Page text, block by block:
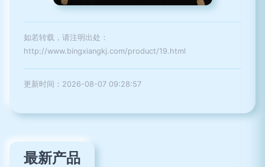
如若转载，请注明出处：
http://www.bingxiangkj.com/product/19.html
更新时间：2026-08-07 09:28:57
最新产品